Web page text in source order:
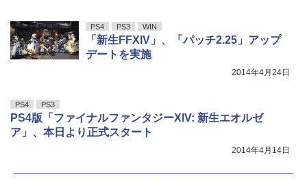
PS4 PS3 WIN
「新生FFXIV」、「パッチ2.25」アップ
デートを実施
2014年4月24日
PS4 PS3
PS4版「ファイナルファンタジーXIV: 新生エオルゼ
ア」、本日より正式スタート
2014年4月14日